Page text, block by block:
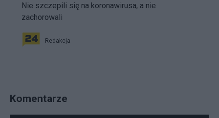
Nie szczepili się na koronawirusa, a nie
zachorowali
Redakcja
Komentarze